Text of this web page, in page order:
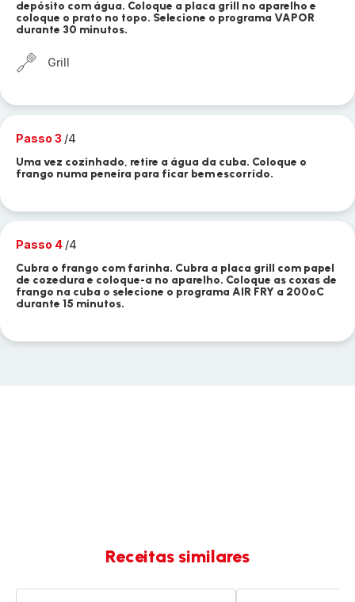
depósito com água. Coloque a placa grill no aparelho e
coloque o prato no topo. Selecione o programa VAPOR
durante 30 minutos.
Grill
Passo 3 /4
Uma vez cozinhado, retire a água da cuba. Coloque o
frango numa peneira para ficar bem escorrido.
Passo 4 /4
Cubra o frango com farinha. Cubra a placa grill com papel
de cozedura e coloque-a no aparelho. Coloque as coxas de
frango na cuba o selecione o programa AIR FRY a 200ºC
durante 15 minutos.
Receitas similares